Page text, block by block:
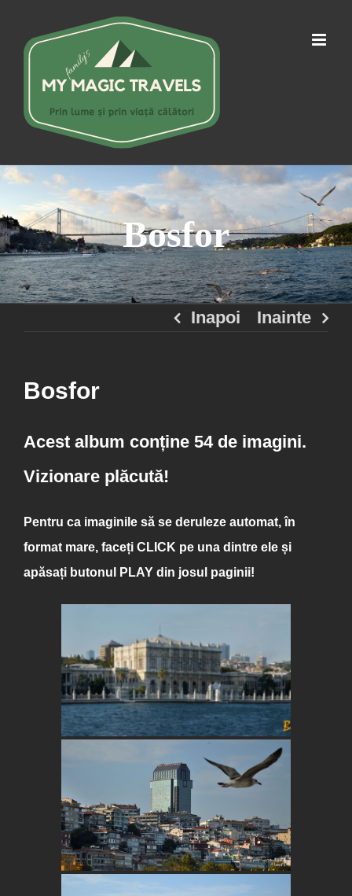
content
Bosfor
Inapoi Inainte
Bosfor
Acest album conține 54 de imagini.
Vizionare plăcută!
Pentru ca imaginile să se deruleze automat, în
format mare, faceți CLICK pe una dintre ele și
apăsați butonul
PLAY din josul paginii!